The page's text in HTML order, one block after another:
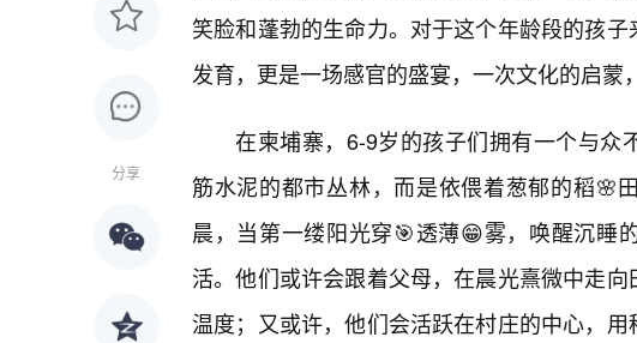
分享
笑脸和蓬勃的生命力。对于这个年龄段的孩
发育，更是一场感官的盛宴，一次文化的启蒙
在柬埔寨，6-9岁的孩子们拥有一个与众
筋水泥的都市丛林，而是依偎着葱郁的稻🌸
晨，当第一缕阳光穿🎯透薄😁雾，唤醒沉睡
活。他们或许会跟着父母，在晨光熹微中走
温度；又或许，他们会活跃在村庄的中心，用